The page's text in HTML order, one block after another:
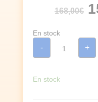
168,00€
En stock
-
ASPIRATEUR
+
En stock